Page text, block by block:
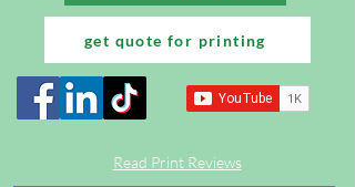
Read Print Reviews
get quote for printing